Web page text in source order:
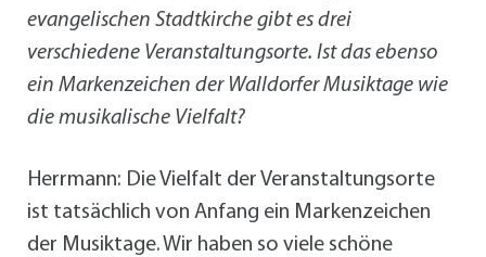
evangelischen Stadtkirche gibt es drei
verschiedene Veranstaltungsorte. Ist das ebenso
ein Markenzeichen der Walldorfer Musiktage wie
die musikalische Vielfalt?
Herrmann: Die Vielfalt der Veranstaltungsorte
ist tatsächlich von Anfang ein Markenzeichen
der Musiktage. Wir haben so viele schöne